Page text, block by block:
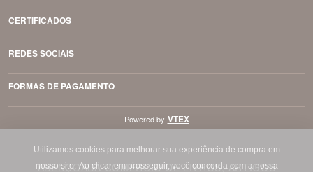
CERTIFICADOS
REDES SOCIAIS
FORMAS DE PAGAMENTO
Powered by VTEX
ABENÇOADA COMÉRCIO DE LIVROS, ARTIGOS
Utilizamos cookies para melhorar sua experiência de compra em
nosso site. Ao clicar em prosseguir, você concorda com a nossa